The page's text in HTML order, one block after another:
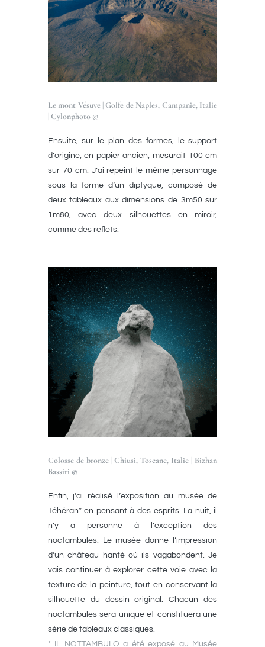
Le mont Vésuve | Golfe de Naples, Campanie, Italie
| Cylonphoto ©
Ensuite, sur le plan des formes, le support
d’origine, en papier ancien, mesurait 100 cm
sur 70 cm. J’ai repeint le même personnage
sous la forme d’un diptyque, composé de
deux tableaux aux dimensions de 3m50 sur
1m80, avec deux silhouettes en miroir,
comme des reflets.
Colosse de bronze | Chiusi, Toscane, Italie | Bizhan
Bassiri ©
Enfin, j’ai réalisé l’exposition au musée de
Téhéran* en pensant à des esprits. La nuit, il
n’y a personne à l’exception des
noctambules. Le musée donne l’impression
d’un château hanté où ils vagabondent. Je
vais continuer à explorer cette voie avec la
texture de la peinture, tout en conservant la
silhouette du dessin original. Chacun des
noctambules sera unique et constituera une
série de tableaux classiques.
* IL NOTTAMBULO a été exposé au Musée